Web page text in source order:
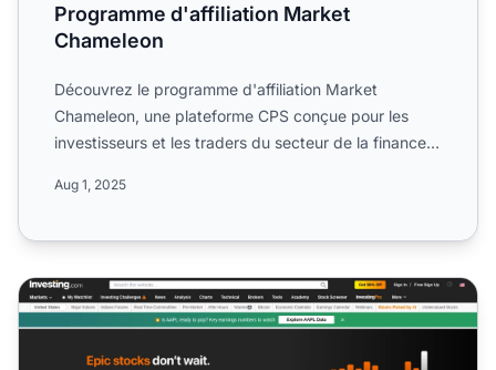
Programme d'affiliation Market
Chameleon
Découvrez le programme d'affiliation Market
Chameleon, une plateforme CPS conçue pour les
investisseurs et les traders du secteur de la finance
Aug 1, 2025
Programme d'affiliation Investing.com